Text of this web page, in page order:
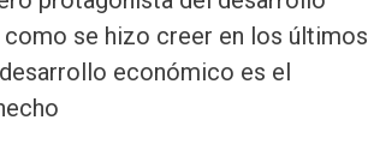
se hizo creer en los últimos
económico es el